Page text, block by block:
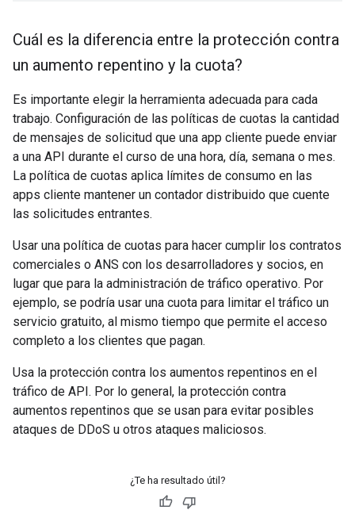
Cuál es la diferencia entre la protección contra
un aumento repentino y la cuota?
Es importante elegir la herramienta adecuada para cada
trabajo. Configuración de las políticas de cuotas la cantidad
de mensajes de solicitud que una app cliente puede enviar
a una API durante el curso de una hora, día, semana o mes.
La política de cuotas aplica límites de consumo en las
apps cliente mantener un contador distribuido que cuente
las solicitudes entrantes.
Usar una política de cuotas para hacer cumplir los contratos
comerciales o ANS con los desarrolladores y socios, en
lugar que para la administración de tráfico operativo. Por
ejemplo, se podría usar una cuota para limitar el tráfico un
servicio gratuito, al mismo tiempo que permite el acceso
completo a los clientes que pagan.
Usa la protección contra los aumentos repentinos en el
tráfico de API. Por lo general, la protección contra
aumentos repentinos que se usan para evitar posibles
ataques de DDoS u otros ataques maliciosos.
¿Te ha resultado útil?